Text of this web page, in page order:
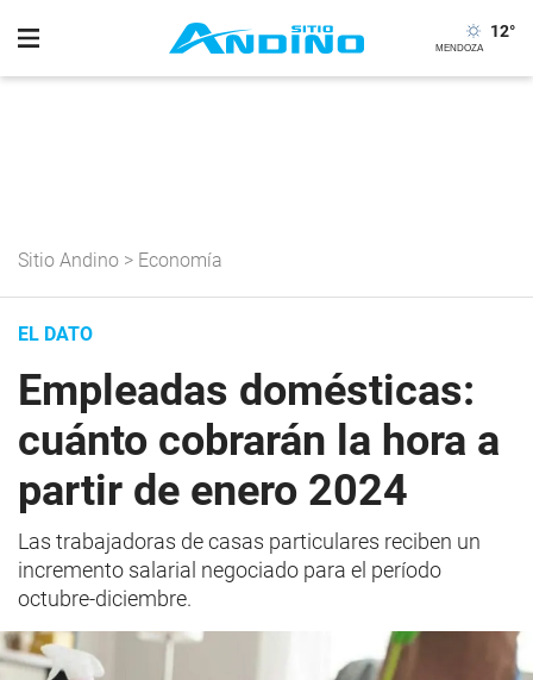
12°
Sitio Andino > Economía
EL DATO
Empleadas domésticas:
cuánto cobrarán la hora a
partir de enero 2024
Las trabajadoras de casas particulares reciben un
incremento salarial negociado para el período
octubre-diciembre.